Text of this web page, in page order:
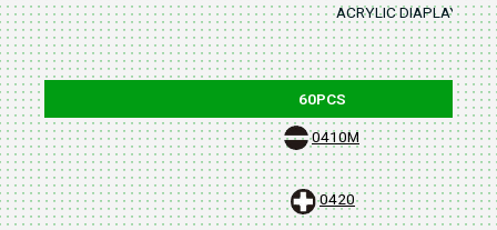
ACRYLIC DIAPLAY
60PCS
0410M
0420